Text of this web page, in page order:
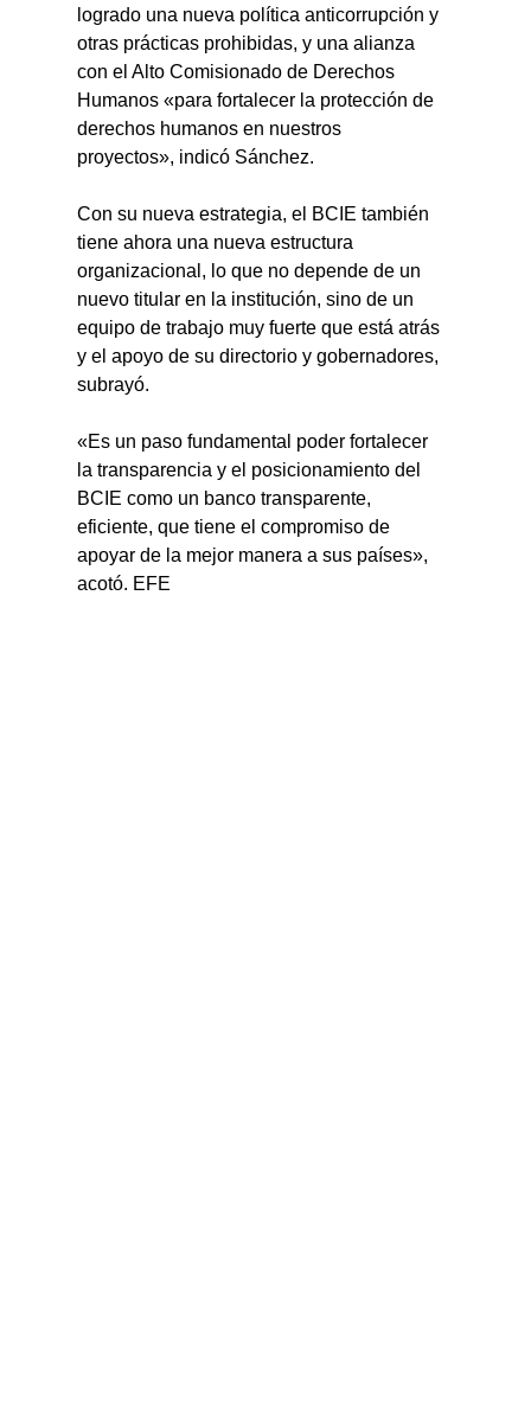
logrado una nueva política anticorrupción y
otras prácticas prohibidas, y una alianza
con el Alto Comisionado de Derechos
Humanos «para fortalecer la protección de
derechos humanos en nuestros
proyectos», indicó Sánchez.
Con su nueva estrategia, el BCIE también
tiene ahora una nueva estructura
organizacional, lo que no depende de un
nuevo titular en la institución, sino de un
equipo de trabajo muy fuerte que está atrás
y el apoyo de su directorio y gobernadores,
subrayó.
«Es un paso fundamental poder fortalecer
la transparencia y el posicionamiento del
BCIE como un banco transparente,
eficiente, que tiene el compromiso de
apoyar de la mejor manera a sus países»,
acotó. EFE